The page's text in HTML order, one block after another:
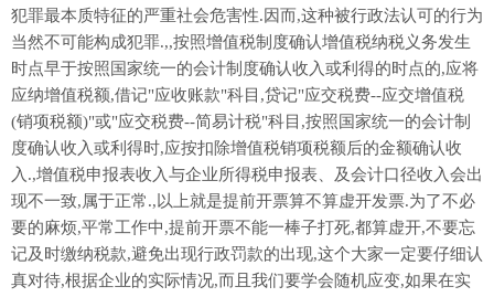
犯罪最本质特征的严重社会危害性.因而,这种被行政法认可的行为
当然不可能构成犯罪.,,按照增值税制度确认增值税纳税义务发生
时点早于按照国家统一的会计制度确认收入或利得的时点的,应将
应纳增值税额,借记"应收账款"科目,贷记"应交税费--应交增值税
(销项税额)"或"应交税费--简易计税"科目,按照国家统一的会计制
度确认收入或利得时,应按扣除增值税销项税额后的金额确认收
入.,增值税申报表收入与企业所得税申报表、及会计口径收入会出
现不一致,属于正常.,以上就是提前开票算不算虚开发票.为了不必
要的麻烦,平常工作中,提前开票不能一棒子打死,都算虚开,不要忘
记及时缴纳税款,避免出现行政罚款的出现,这个大家一定要仔细认
真对待,根据企业的实际情况,而且我们要学会随机应变,如果在实